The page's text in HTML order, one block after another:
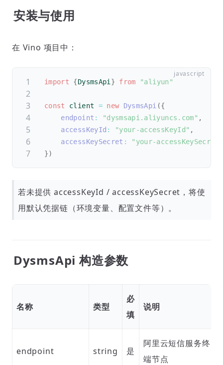
安装与使用
在 Vino 项目中：
import {DysmsApi } from "aliyun"
const client = new DysmsApi ({
endpoint : "dysmsapi.aliyuncs.com" ,
accessKeyId : "your-accessKeyId" ,
accessKeySecret :
"your-accessKeySecret"
})
若未提供 accessKeyId / accessKeySecret，将使
用默认凭据链（环境变量、配置文件等）。
DysmsApi 构造参数
名称 类型
必
填
说明
endpoint string 是
阿里云短信服务终
端节点